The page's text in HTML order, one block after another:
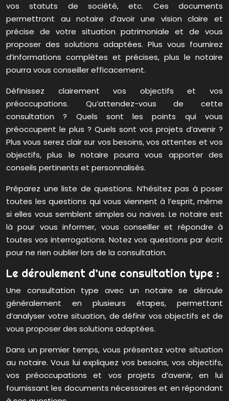
vos statuts de société, etc. Ces documents
permettront au notaire d’avoir une vision claire et
précise de votre situation patrimoniale et de vous
proposer des solutions adaptées. Plus vous fournirez
d’informations complètes et précises, plus le notaire
pourra vous conseiller efficacement.
Définissez clairement vos objectifs et vos
préoccupations. Qu’attendez-vous de cette
consultation ? Quels sont les points qui vous
préoccupent le plus ? Quels sont vos projets d’avenir ?
Plus vous serez clair sur vos besoins, vos attentes et vos
objectifs, plus le notaire pourra vous apporter des
conseils pertinents et personnalisés.
Préparez une liste de questions. N’hésitez pas à poser
toutes les questions qui vous viennent à l’esprit, même
si elles vous semblent simples ou naïves. Le notaire est
là pour vous informer, vous conseiller et répondre à
toutes vos interrogations. Notez vos questions par écrit
pour ne rien oublier lors de la consultation.
Le déroulement d’une consultation type :
Une consultation type avec un notaire se déroule
généralement en plusieurs étapes, permettant
d’analyser votre situation, de définir vos objectifs et de
vous proposer des solutions adaptées.
Dans un premier temps, vous présentez votre situation
au notaire. Vous lui expliquez vos besoins, vos objectifs,
vos préoccupations et vos projets d’avenir, en lui
fournissant les documents nécessaires et en répondant